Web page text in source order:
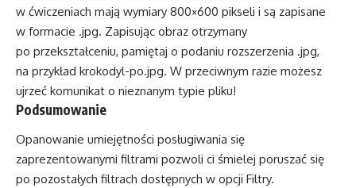
w ćwiczeniach mają wymiary 800×600 pikseli i są zapisane
w formacie .jpg. Zapisując obraz otrzymany
po przekształceniu, pamiętaj o podaniu rozszerzenia .jpg,
na przykład krokodyl-po.jpg. W przeciwnym razie możesz
ujrzeć komunikat o nieznanym typie pliku!
Podsumowanie
Opanowanie umiejętności posługiwania się
zaprezentowanymi filtrami pozwoli ci śmielej poruszać się
po pozostałych filtrach dostępnych w opcji Filtry.